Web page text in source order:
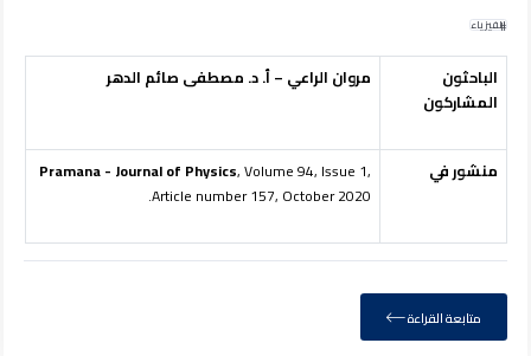
الفيزياء
الباحثون
المشاركون
مروان الراعي – أ. د. مصطفى صائم الدهر
منشور في Pramana - Journal of Physics, Volume 94, Issue 1,
Article number 157, October 2020.
متابعة القراءة